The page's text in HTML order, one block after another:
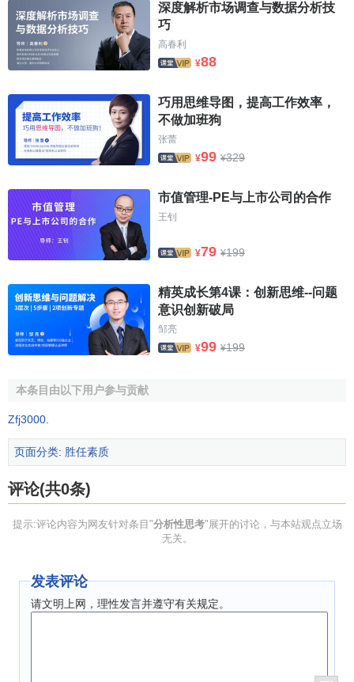
深度解析市场调查与数据分析技
巧
高春利
¥88
巧用思维导图，提高工作效率，
不做加班狗
张蕾
¥99 ¥329
市值管理-PE与上市公司的合作
王钊
¥79 ¥199
精英成长第4课：创新思维--问题
意识创新破局
邹亮
¥99 ¥199
本条目由以下用户参与贡献
Zfj3000
页面分类: 胜任素质
评论(共0条)
提示:评论内容为网友针对条目"分析性思考"展开的讨论，与本站观点立场
无关。
发表评论
请文明上网，理性发言并遵守有关规定。